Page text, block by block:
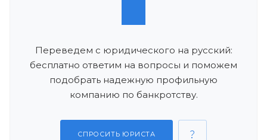
Переведем с юридического на русский:
бесплатно ответим на вопросы и поможем
подобрать надежную профильную
компанию по банкротству.
СПРОСИТЬ ЮРИСТА